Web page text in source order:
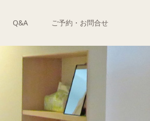
Q&A ご予約・お問合せ